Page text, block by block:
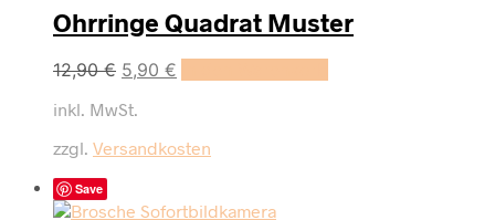
Ohrringe Quadrat Muster
12,90€ Ursprünglicher
war:
5,90 €
inkl. MwSt.
zzgl. Versandkosten
Save